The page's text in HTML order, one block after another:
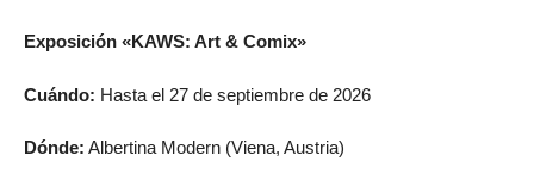
Exposición «KAWS: Art & Comix»
Cuándo: Hasta el 27 de septiembre de 2026
Dónde: Albertina Modern (Viena, Austria)